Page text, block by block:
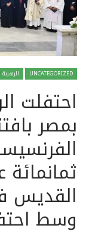
UNCATEGORIZED
احتفلت
بمصر
القديس
وسط